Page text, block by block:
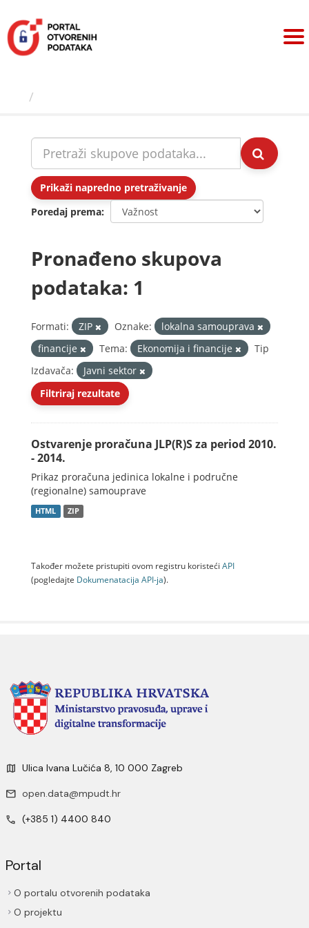
sadržaj
Prikaži napredno pretraživanje
Poredaj prema
Pronađeno skupova
podataka: 1
Formati: ZIP Oznake:
lokalna samouprava
financije
Tema: Ekonomija i financije
Tip
Izdavača:
Javni sektor
Filtriraj rezultate
Ostvarenje proračuna JLP(R)S za period 2010.
- 2014.
Prikaz proračuna jedinica lokalne i područne
(regionalne) samouprave
HTML ZIP
Također možete pristupiti ovom registru koristeći API
(pogledajte Dokumenаtаcijа API-jа).